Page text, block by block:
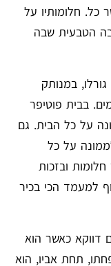
כל. חלומותיו על
הטבעית שבה
במנותק
בבית פוטיפר
על כל הבית. גם
על כל
ובזכות
למעמד הכי בכיר
דווקא כאשר הוא
תחת אביו, הוא